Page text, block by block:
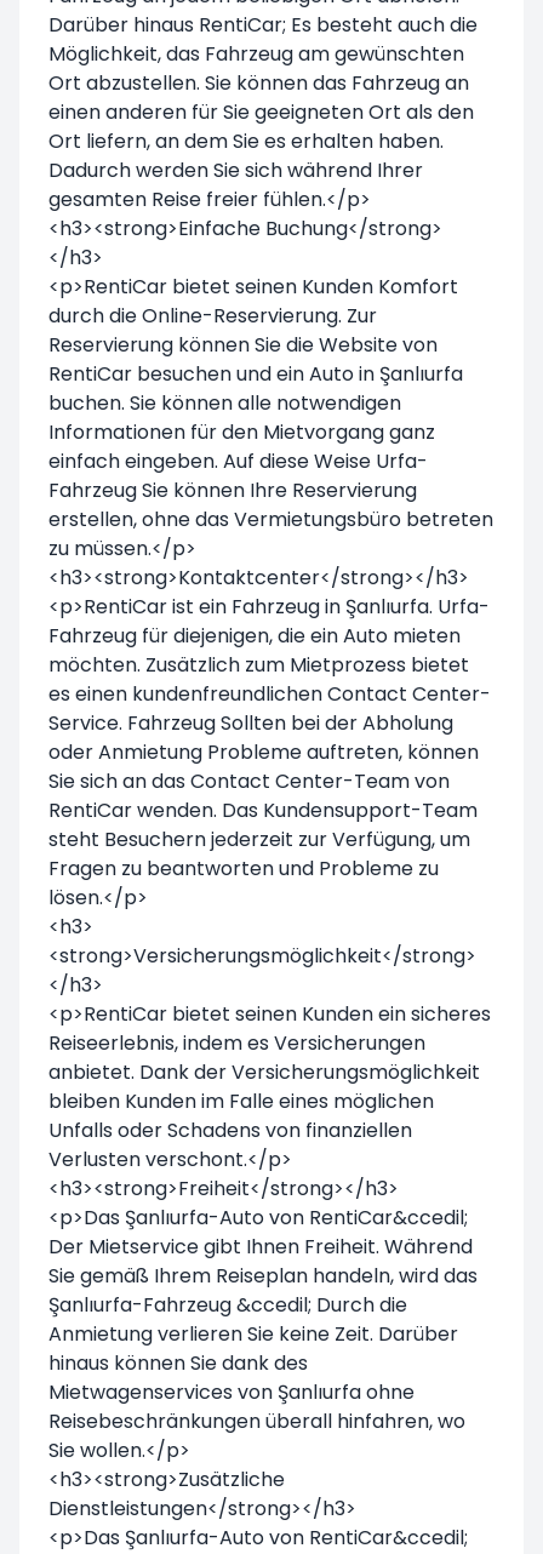
Darüber hinaus RentiCar; Es besteht auch die
Möglichkeit, das Fahrzeug am gewünschten
Ort abzustellen. Sie können das Fahrzeug an
einen anderen für Sie geeigneten Ort als den
Ort liefern, an dem Sie es erhalten haben.
Dadurch werden Sie sich während Ihrer
gesamten Reise freier fühlen.</p>
<h3><strong>Einfache Buchung</strong>
</h3>
<p>RentiCar bietet seinen Kunden Komfort
durch die Online-Reservierung. Zur
Reservierung können Sie die Website von
RentiCar besuchen und ein Auto in Şanlıurfa
buchen. Sie können alle notwendigen
Informationen für den Mietvorgang ganz
einfach eingeben. Auf diese Weise Urfa-
Fahrzeug Sie können Ihre Reservierung
erstellen, ohne das Vermietungsbüro betreten
zu müssen.</p>
<h3><strong>Kontaktcenter</strong></h3>
<p>RentiCar ist ein Fahrzeug in Şanlıurfa. Urfa-
Fahrzeug für diejenigen, die ein Auto mieten
möchten. Zusätzlich zum Mietprozess bietet
es einen kundenfreundlichen Contact Center-
Service. Fahrzeug Sollten bei der Abholung
oder Anmietung Probleme auftreten, können
Sie sich an das Contact Center-Team von
RentiCar wenden. Das Kundensupport-Team
steht Besuchern jederzeit zur Verfügung, um
Fragen zu beantworten und Probleme zu
lösen.</p>
<h3>
<strong>Versicherungsmöglichkeit</strong>
</h3>
<p>RentiCar bietet seinen Kunden ein sicheres
Reiseerlebnis, indem es Versicherungen
anbietet. Dank der Versicherungsmöglichkeit
bleiben Kunden im Falle eines möglichen
Unfalls oder Schadens von finanziellen
Verlusten verschont.</p>
<h3><strong>Freiheit</strong></h3>
<p>Das Şanlıurfa-Auto von RentiCar&ccedil;
Der Mietservice gibt Ihnen Freiheit. Während
Sie gemäß Ihrem Reiseplan handeln, wird das
Şanlıurfa-Fahrzeug &ccedil; Durch die
Anmietung verlieren Sie keine Zeit. Darüber
hinaus können Sie dank des
Mietwagenservices von Şanlıurfa ohne
Reisebeschränkungen überall hinfahren, wo
Sie wollen.</p>
<h3><strong>Zusätzliche
Dienstleistungen</strong></h3>
<p>Das Şanlıurfa-Auto von RentiCar&ccedil;